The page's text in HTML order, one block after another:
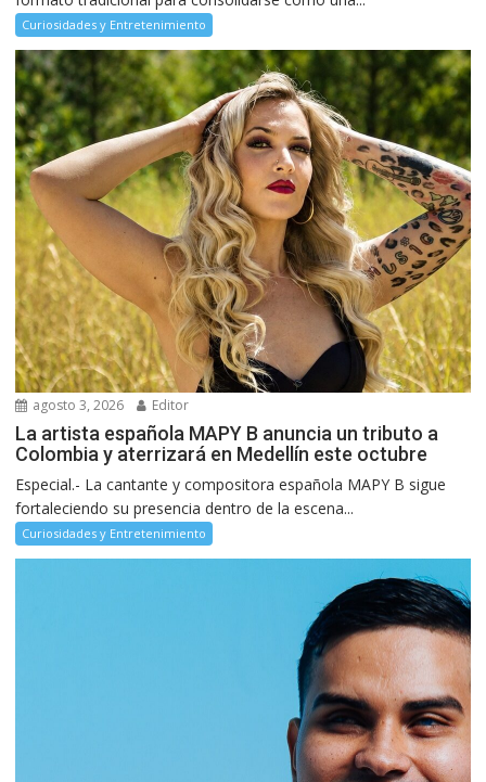
Curiosidades y Entretenimiento
agosto 3, 2026 Editor
La artista española MAPY B anuncia un tributo a
Colombia y aterrizará en Medellín este octubre
Especial.- La cantante y compositora española MAPY B sigue
fortaleciendo su presencia dentro de la escena...
Curiosidades y Entretenimiento